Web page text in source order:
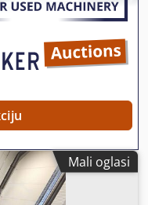
Mali oglasi